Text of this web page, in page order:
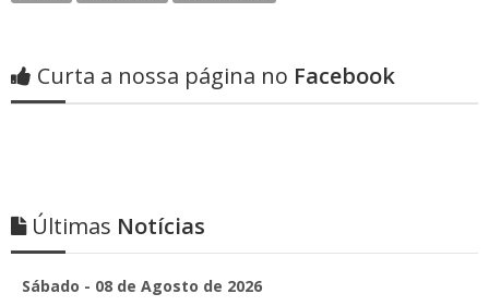
Curta a nossa página no Facebook
Últimas Notícias
Sábado - 08 de Agosto de 2026